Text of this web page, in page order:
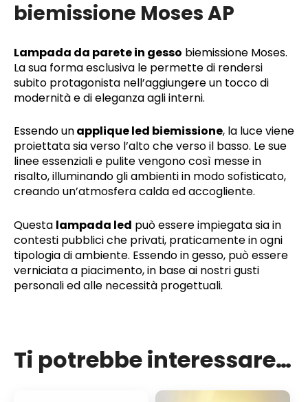
biemissione Moses AP
Lampada da parete in gesso biemissione Moses.
La sua forma esclusiva le permette di rendersi
subito protagonista nell’aggiungere un tocco di
modernità e di eleganza agli interni.
Essendo unapplique led biemissione, la luce viene
proiettata sia verso l’alto che verso il basso. Le sue
linee essenziali e pulite vengono così messe in
risalto, illuminando gli ambienti in modo sofisticato,
creando un’atmosfera calda ed accogliente.
Questa lampada led può essere impiegata sia in
contesti pubblici che privati, praticamente in ogni
tipologia di ambiente. Essendo in gesso, può essere
verniciata a piacimento, in base ai nostri gusti
personali ed alle necessità progettuali.
Ti potrebbe interessare…